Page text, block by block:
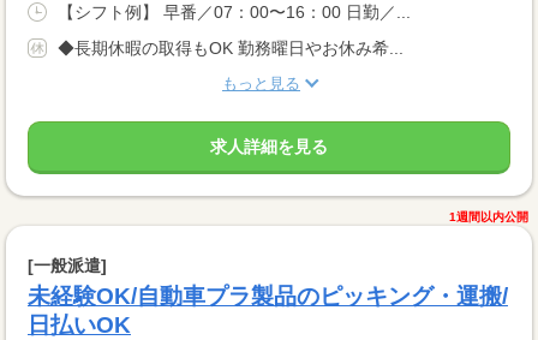
【シフト例】 早番／07：00〜16：00 日勤／...
◆長期休暇の取得もOK 勤務曜日やお休み希...
もっと見る
求人詳細を見る
1週間以内公開
[一般派遣]
未経験OK/自動車プラ製品のピッキング・運搬/
日払いOK